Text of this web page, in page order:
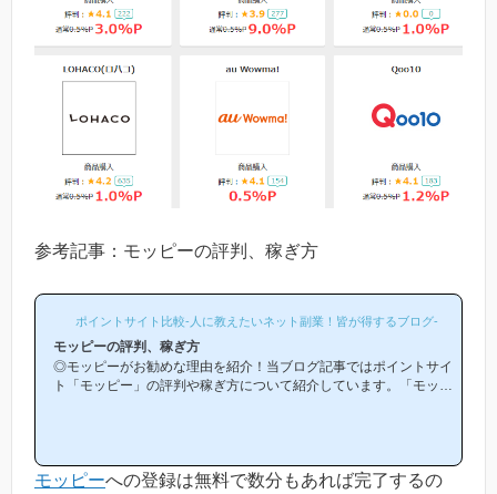
参考記事：モッピーの評判、稼ぎ方
ポイントサイト比較-人に教えたいネット副業！皆が得するブログ-
モッピーの評判、稼ぎ方
◎モッピーがお勧めな理由を紹介！当ブログ記事ではポイントサイ
ト「モッピー」の評判や稼ぎ方について紹介しています。「モッピ
サイトに新規登録された方は1万人以上もおられます！)モッピーは
モッピーへの登録は無料で数分もあれば完了するの